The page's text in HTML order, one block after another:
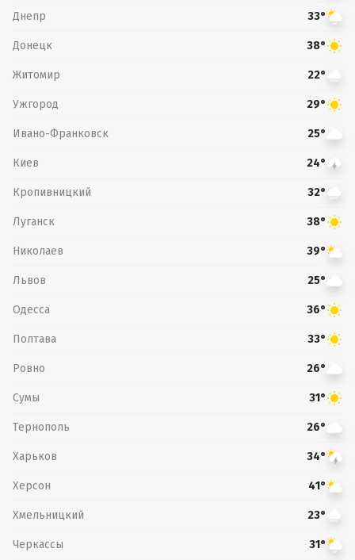
Днепр 33°
Донецк 38°
Житомир 22°
Ужгород 29°
Ивано-Франковск 25°
Киев 24°
Кропивницкий 32°
Луганск 38°
Николаев 39°
Львов 25°
Одесса 36°
Полтава 33°
Ровно 26°
Сумы 31°
Тернополь 26°
Харьков 34°
Херсон 41°
Хмельницкий 23°
Черкассы 31°